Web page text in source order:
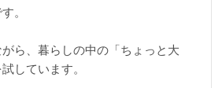
。
ら、暮らしの中の「ちょっと大
しています。